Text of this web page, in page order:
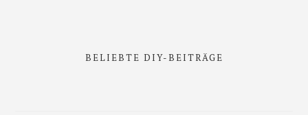
BELIEBTE DIY-BEITRÄGE